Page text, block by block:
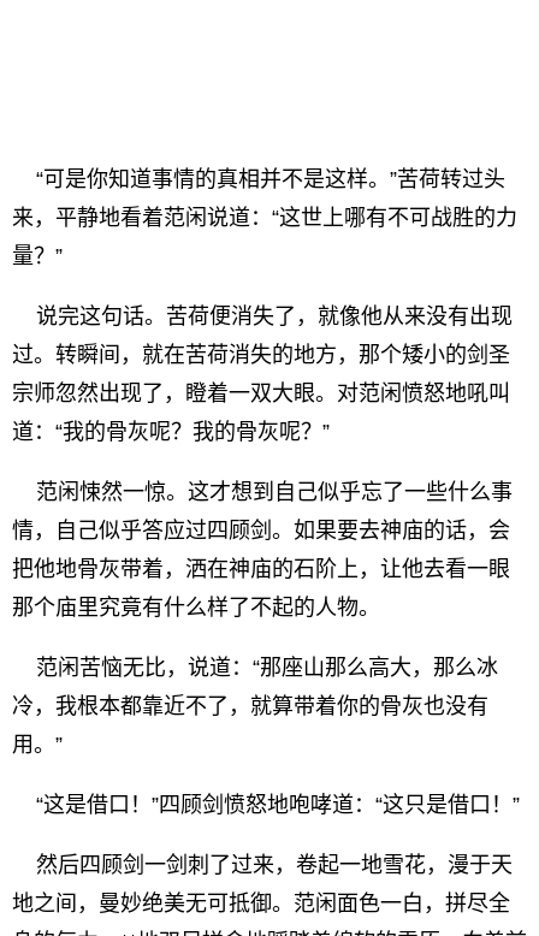
“可是你知道事情的真相并不是这样。”苦荷转过头
来，平静地看着范闲说道：“这世上哪有不可战胜的力
量？”
说完这句话。苦荷便消失了，就像他从来没有出现
过。转瞬间，就在苦荷消失的地方，那个矮小的剑圣
宗师忽然出现了，瞪着一双大眼。对范闲愤怒地吼叫
道：“我的骨灰呢？我的骨灰呢？”
范闲悚然一惊。这才想到自己似乎忘了一些什么事
情，自己似乎答应过四顾剑。如果要去神庙的话，会
把他地骨灰带着，洒在神庙的石阶上，让他去看一眼
那个庙里究竟有什么样了不起的人物。
范闲苦恼无比，说道：“那座山那么高大，那么冰
冷，我根本都靠近不了，就算带着你的骨灰也没有
用。”
“这是借口！”四顾剑愤怒地咆哮道：“这只是借口！”
然后四顾剑一剑刺了过来，卷起一地雪花，漫于天
地之间，曼妙绝美无可抵御。范闲面色一白，拼尽全